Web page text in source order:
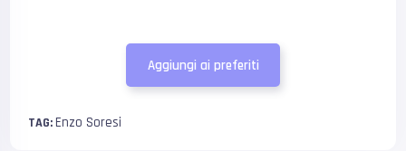
Aggiungi ai preferiti
TAG:Enzo Soresi